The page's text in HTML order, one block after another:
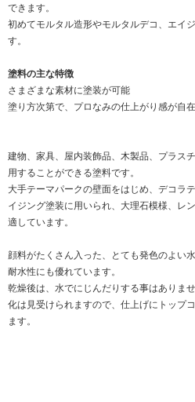
できます。
初めてモルタル造形やモルタルデコ、エイ
す。
塗料の主な特徴
さまざまな素材に塗装が可能
塗り方次第で、プロなみの仕上がり感が自
建物、家具、屋内装飾品、木製品、プラス
用することができる塗料です。
大手テーマパークの壁面をはじめ、デコラ
イジング塗装に用いられ、大理石模様、レ
適しています。
顔料がたくさん入った、とても発色のよい
耐水性にも優れています。
乾燥後は、水でにじんだりする事はありま
化は見受けられますので、仕上げにトップ
ます。